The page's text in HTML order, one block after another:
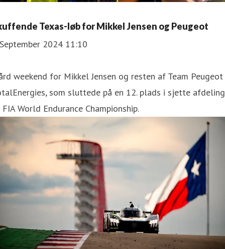
Texas-løb for Mikkel Jensen og Peugeot
2024 11:10
weekend for Mikkel Jensen og resten af Team Peugeot
som sluttede på en 12. plads i sjette afdeling
World Endurance Championship.